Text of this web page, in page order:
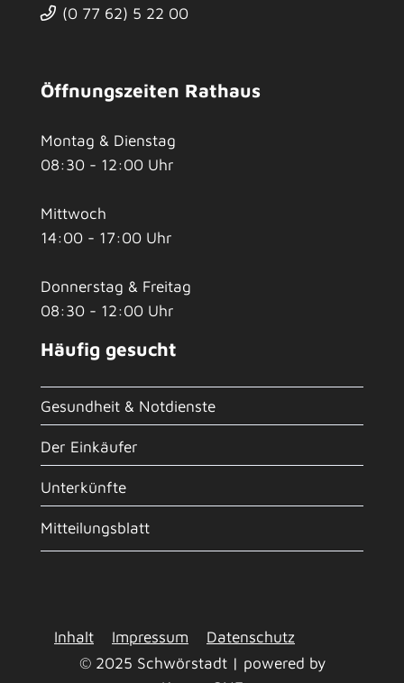
(0 77 62) 5 22 00
Öffnungszeiten Rathaus
Montag & Dienstag
08:30 - 12:00 Uhr
Mittwoch
14:00 - 17:00 Uhr
Donnerstag & Freitag
08:30 - 12:00 Uhr
Häufig gesucht
Gesundheit & Notdienste
Der Einkäufer
Unterkünfte
Mitteilungsblatt
Inhalt Impressum
Datenschutz
© 2025 Schwörstadt | powered by